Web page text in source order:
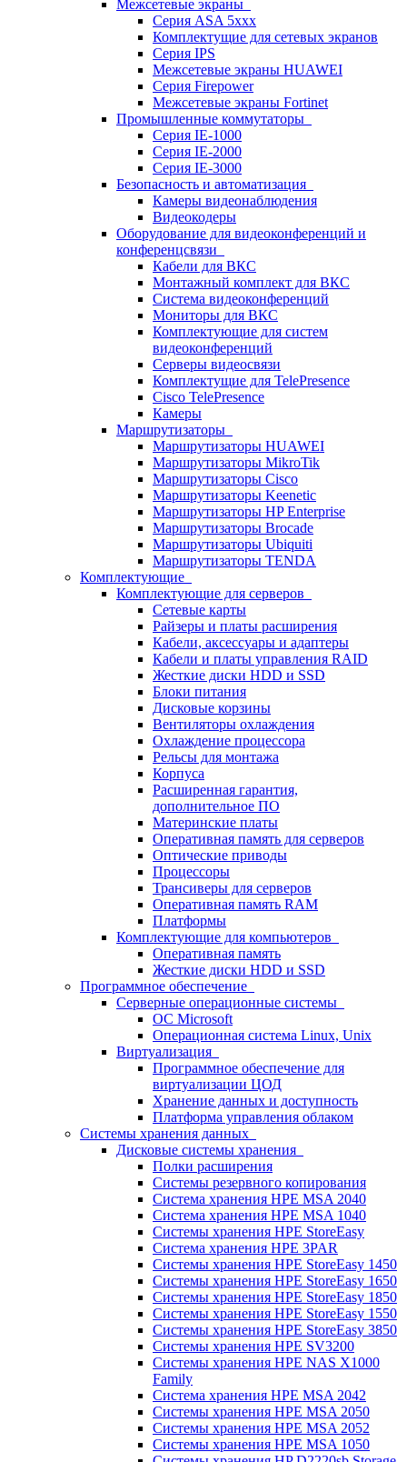
Межсетевые экраны
Серия ASA 5xxx
Комплектущие для сетевых экранов
Серия IPS
Межсетевые экраны HUAWEI
Серия Firepower
Межсетевые экраны Fortinet
Промышленные коммутаторы
Серия IE-1000
Серия IE-2000
Серия IE-3000
Безопасность и автоматизация
Камеры видеонаблюдения
Видеокодеры
Оборудование для видеоконференций и
конференцсвязи
Кабели для ВКС
Монтажный комплект для ВКС
Система видеоконференций
Мониторы для ВКС
Комплектующие для систем
видеоконференций
Серверы видеосвязи
Комплектущие для TelePresence
Cisco TelePresence
Камеры
Маршрутизаторы
Маршрутизаторы HUAWEI
Маршрутизаторы MikroTik
Маршрутизаторы Cisco
Маршрутизаторы Keenetic
Маршрутизаторы HP Enterprise
Маршрутизаторы Brocade
Маршрутизаторы Ubiquiti
Маршрутизаторы TENDA
Комплектующие
Комплектующие для серверов
Сетевые карты
Райзеры и платы расширения
Кабели, аксессуары и адаптеры
Кабели и платы управления RAID
Жесткие диски HDD и SSD
Блоки питания
Дисковые корзины
Вентиляторы охлаждения
Охлаждение процессора
Рельсы для монтажа
Корпуса
Расширенная гарантия,
дополнительное ПО
Материнские платы
Оперативная память для серверов
Оптические приводы
Процессоры
Трансиверы для серверов
Оперативная память RAM
Платформы
Комплектующие для компьютеров
Оперативная память
Жесткие диски HDD и SSD
Программное обеспечение
Серверные операционные системы
ОС Microsoft
Операционная система Linux, Unix
Виртуализация
Программное обеспечение для
виртуализации ЦОД
Хранение данных и доступность
Платформа управления облаком
Системы хранения данных
Дисковые системы хранения
Полки расширения
Системы резервного копирования
Система хранения HPE MSA 2040
Система хранения HPE MSA 1040
Системы хранения HPE StoreEasy
Система хранения HPE 3PAR
Системы хранения HPE StoreEasy 1450
Системы хранения HPE StoreEasy 1650
Системы хранения HPE StoreEasy 1850
Системы хранения HPE StoreEasy 1550
Системы хранения HPE StoreEasy 3850
Системы хранения HPE SV3200
Системы хранения HPE NAS X1000
Family
Система хранения HPE MSA 2042
Системы хранения HPE MSA 2050
Системы хранения HPE MSA 2052
Системы хранения HPE MSA 1050